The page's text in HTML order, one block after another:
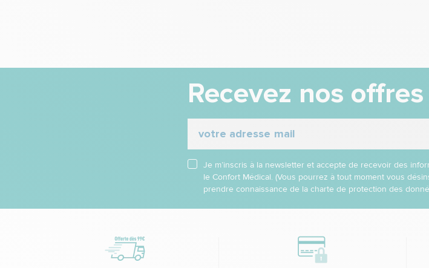
Recevez nos
Je m’inscris à la newsletter et accepte de recevoir des
le Confort Médical. (Vous pourrez à tout moment vous
prendre connaissance de la charte de protection des